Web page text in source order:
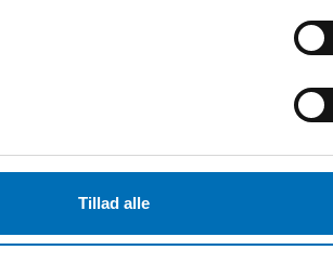
Tillad alle
om
– Årsrapport 2025